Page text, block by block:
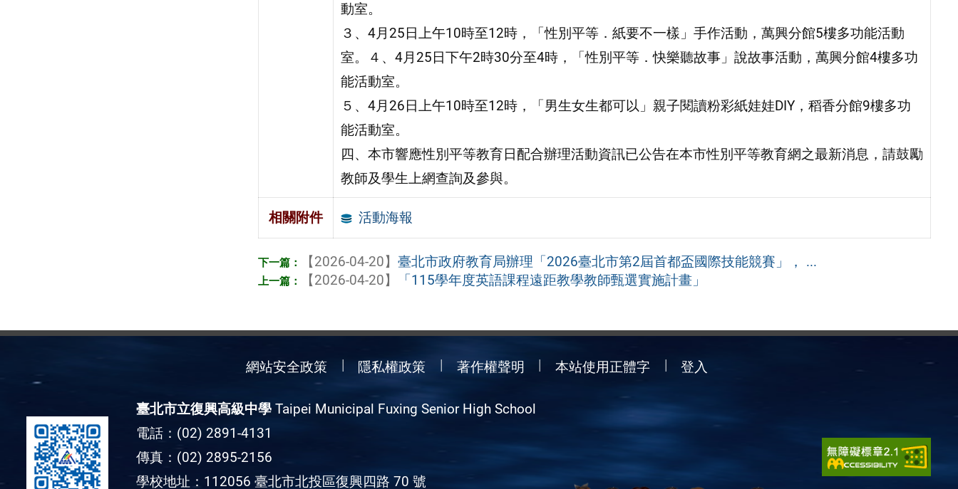
動室。
３、4月25日上午10時至12時，「性別平等．紙要不一樣」手作活動，萬興分館5樓多功能活動
室。４、4月25日下午2時30分至4時，「性別平等．快樂聽故事」說故事活動，萬興分館4樓多功
能活動室。
５、4月26日上午10時至12時，「男生女生都可以」親子閱讀粉彩紙娃娃DIY，稻香分館9樓多功
能活動室。
四、本市響應性別平等教育日配合辦理活動資訊已公告在本市性別平等教育網之最新消息，請鼓勵
教師及學生上網查詢及參與。
相關附件 活動海報
【2026-04-20】臺北市政府教育局辦理「2026臺北市第2屆首都盃國際技能競賽」， ...
【2026-04-20】
「115學年度英語課程遠距教學教師甄選實施計畫」
網站安全政策 隱私權政策 著作權聲明 本站使用正體字 登入
臺北市立復興高級中學Taipei Municipal Fuxing Senior High School
電話：(02) 2891-4131
傳真：(02) 2895-2156
學校地址：112056 臺北市北投區復興四路 70 號